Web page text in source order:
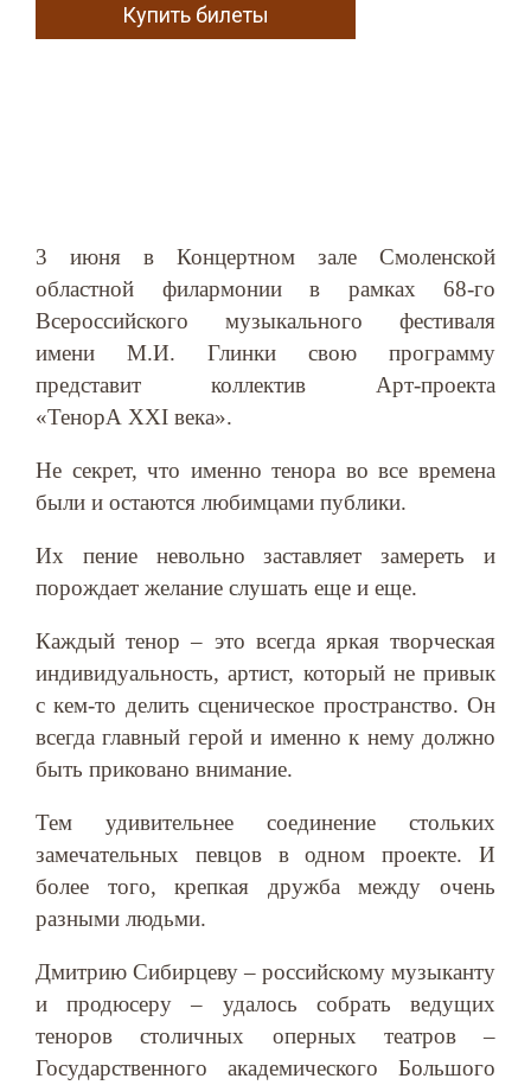
Купить билеты
3 июня в Концертном зале Смоленской
областной филармонии в рамках 68-го
Всероссийского музыкального фестиваля
имени М.И. Глинки свою программу
представит коллектив Арт-проекта
«ТенорА XXI века».
Не секрет, что именно тенора во все времена
были и остаются любимцами публики.
Их пение невольно заставляет замереть и
порождает желание слушать еще и еще.
Каждый тенор – это всегда яркая творческая
индивидуальность, артист, который не привык
с кем-то делить сценическое пространство. Он
всегда главный герой и именно к нему должно
быть приковано внимание.
Тем удивительнее соединение стольких
замечательных певцов в одном проекте. И
более того, крепкая дружба между очень
разными людьми.
Дмитрию Сибирцеву – российскому музыканту
и продюсеру – удалось собрать ведущих
теноров столичных оперных театров –
Государственного академического Большого